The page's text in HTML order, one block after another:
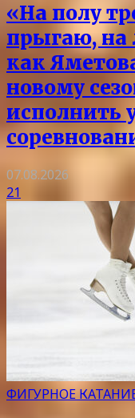
«На полу
прыгаю, на
как
новому
исполнить
07.08.2026
21
ФИГУРНОЕ